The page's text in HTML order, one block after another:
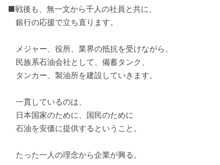
■戦後も、無一文から千人の社員と共に、
銀行の応援で立ち直ります。
メジャー、役所、業界の抵抗を受けながら、
民族系石油会社として、備蓄タンク、
タンカー、製油所を建設していきます。
一貫しているのは、
日本国家のために、国民のために
石油を安価に提供するということ。
たった一人の理念から企業が興る。